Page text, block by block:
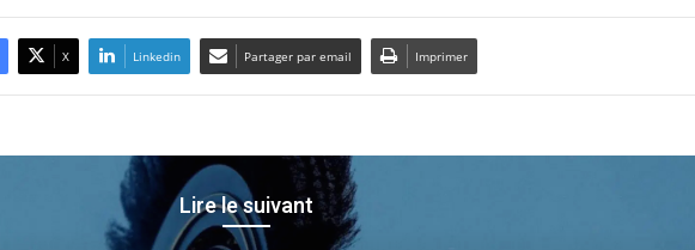
X Linkedin Partager par email Imprimer
Lire le suivant